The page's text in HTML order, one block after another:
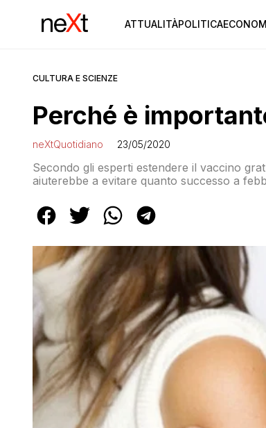
ATTUALITÀPOLITICA
CULTURA E SCIENZE
Perché è
neXtQuotidiano 23/05/2020
Secondo gli esperti estendere il vaccino
aiuterebbe a evitare quanto successo a